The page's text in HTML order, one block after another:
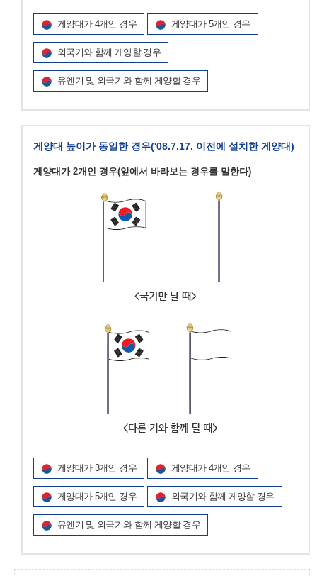
게양대가 4개인 경우 게양대가 5개인 경우
외국기와 함께 게양할 경우
유엔기 및 외국기와 함께 게양할 경우
게양대 높이가 동일한 경우('08.7.17. 이전에 설치한 게양대)
게양대가 2개인 경우(앞에서 바라보는 경우를 말한다)
게양대가 3개인 경우 게양대가 4개인 경우
게양대가 5개인 경우 외국기와 함께 게양할 경우
유엔기 및 외국기와 함께 게양할 경우